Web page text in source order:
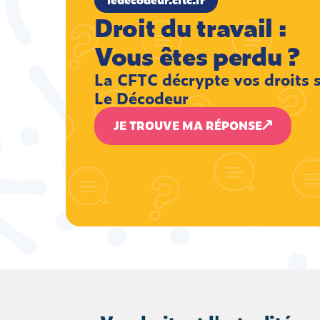
Droit du travail :
Vous êtes perdu ?
La CFTC décrypte vos droits
Le Décodeur
JE TROUVE MA RÉPONSE